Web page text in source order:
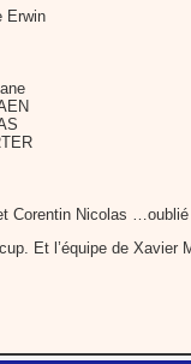
Erwin
Corentin Nicolas
Et l’équipe de